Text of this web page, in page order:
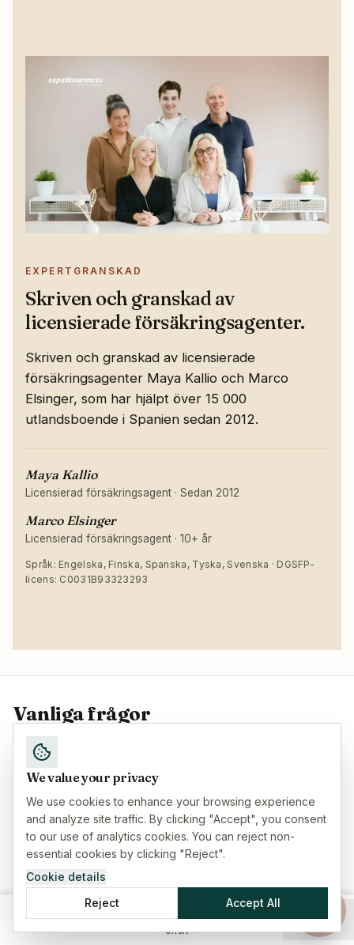
EXPERTGRANSKAD
Skriven och granskad av
licensierade försäkringsagenter.
Skriven och granskad av licensierade
försäkringsagenter Maya Kallio och Marco
Elsinger, som har hjälpt över 15 000
utlandsboende i Spanien sedan 2012.
Maya Kallio
Licensierad försäkringsagent · Sedan 2012
Marco Elsinger
Licensierad försäkringsagent · 10+ år
Språk: Engelska, Finska, Spanska, Tyska, Svenska · DGSFP-
licens: C0031B93323293
Vanliga frågor
Har du fortfarande frågor? Kolla dessa svar eller
Varför behöver kryssningar en annan
reseförsäkring?
Kryssningar skapar unika risker: du kan
missa ombordstigning på grund av
flygförseningar, behöva sjukvård till sjöss
med begränsade alternativ, kräva evakuering
från ett fartyg eller bli strandsatt i en hamn.
Offert
We value your privacy
We use cookies to enhance your browsing experience
and analyze site traffic. By clicking "Accept", you consent
to our use of analytics cookies. You can reject non-
essential cookies by clicking "Reject".
Cookie details
Reject
Accept All